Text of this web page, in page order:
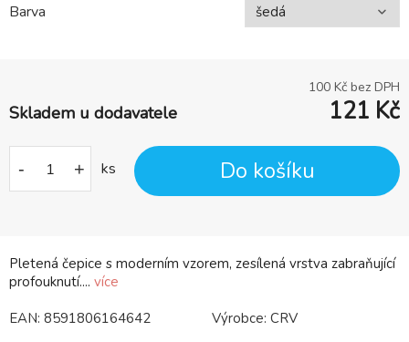
Pletená čepice s moderním vzorem, zesílená vrstva zabraňující
profouknutí.... více
Barva
100 Kč bez DPH
Skladem u dodavatele 121 Kč
- + ks Do košíku
EAN: 8591806164642 Výrobce: CRV